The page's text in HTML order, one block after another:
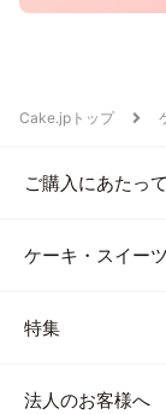
Cake.jpトップ
ご購入にあたって
ケーキ・スイー
特集
法人のお客様へ